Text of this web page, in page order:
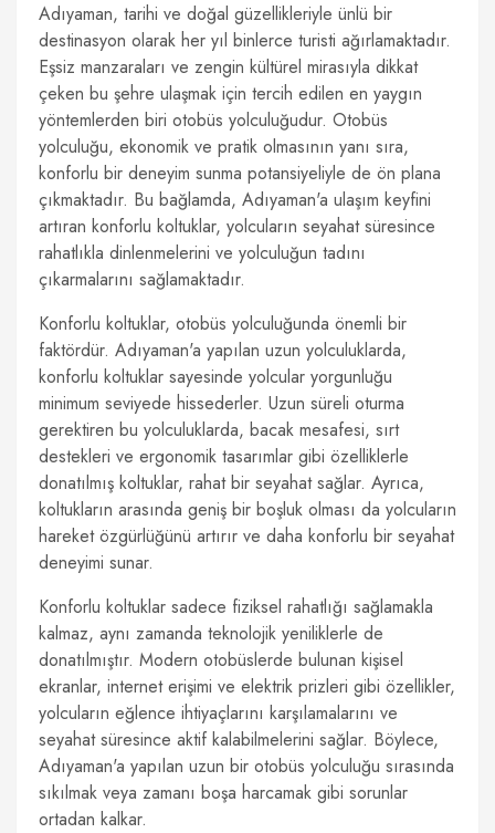
Adıyaman, tarihi ve doğal güzellikleriyle ünlü bir
destinasyon olarak her yıl binlerce turisti ağırlamaktadır.
Eşsiz manzaraları ve zengin kültürel mirasıyla dikkat
çeken bu şehre ulaşmak için tercih edilen en yaygın
yöntemlerden biri otobüs yolculuğudur. Otobüs
yolculuğu, ekonomik ve pratik olmasının yanı sıra,
konforlu bir deneyim sunma potansiyeliyle de ön plana
çıkmaktadır. Bu bağlamda, Adıyaman'a ulaşım keyfini
artıran konforlu koltuklar, yolcuların seyahat süresince
rahatlıkla dinlenmelerini ve yolculuğun tadını
çıkarmalarını sağlamaktadır.
Konforlu koltuklar, otobüs yolculuğunda önemli bir
faktördür. Adıyaman'a yapılan uzun yolculuklarda,
konforlu koltuklar sayesinde yolcular yorgunluğu
minimum seviyede hissederler. Uzun süreli oturma
gerektiren bu yolculuklarda, bacak mesafesi, sırt
destekleri ve ergonomik tasarımlar gibi özelliklerle
donatılmış koltuklar, rahat bir seyahat sağlar. Ayrıca,
koltukların arasında geniş bir boşluk olması da yolcuların
hareket özgürlüğünü artırır ve daha konforlu bir seyahat
deneyimi sunar.
Konforlu koltuklar sadece fiziksel rahatlığı sağlamakla
kalmaz, aynı zamanda teknolojik yeniliklerle de
donatılmıştır. Modern otobüslerde bulunan kişisel
ekranlar, internet erişimi ve elektrik prizleri gibi özellikler,
yolcuların eğlence ihtiyaçlarını karşılamalarını ve
seyahat süresince aktif kalabilmelerini sağlar. Böylece,
Adıyaman'a yapılan uzun bir otobüs yolculuğu sırasında
sıkılmak veya zamanı boşa harcamak gibi sorunlar
ortadan kalkar.